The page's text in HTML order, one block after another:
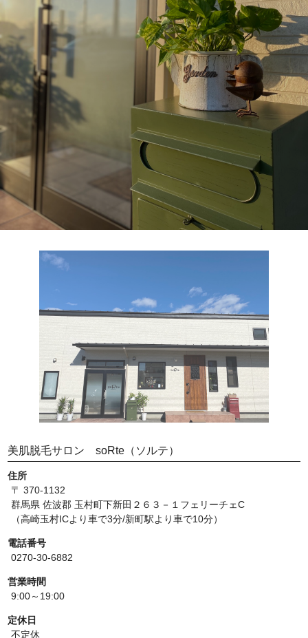
美肌脱毛サロン soRte（ソルテ）
住所
〒 370-1132
群馬県 佐波郡 玉村町下新田２６３－１フェリーチェC
（高崎玉村ICより車で3分/新町駅より車で10分）
電話番号
0270-30-6882
営業時間
9:00～19:00
定休日
不定休